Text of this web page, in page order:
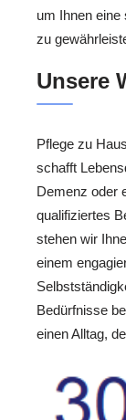
um Ihnen eine
zu
Unsere
Pflege zu
schafft
Demenz oder
qualifiziertes
stehen wir
einem
Bedürfnisse
einen Alltag,